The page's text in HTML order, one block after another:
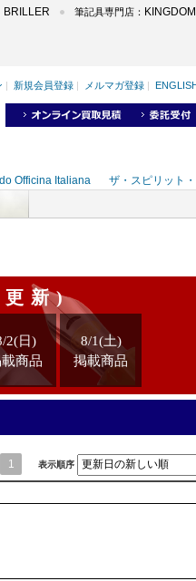
BRILLER 筆記具専門店：
1 表示順序